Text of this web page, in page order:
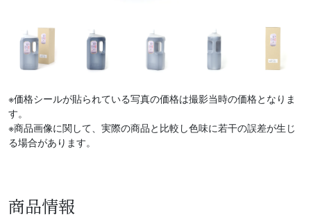
※価格シールが貼られている写真の価格は撮影当時の価格となりま
す。
※商品画像に関して、実際の商品と比較し色味に若干の誤差が生じ
る場合があります。
商品情報